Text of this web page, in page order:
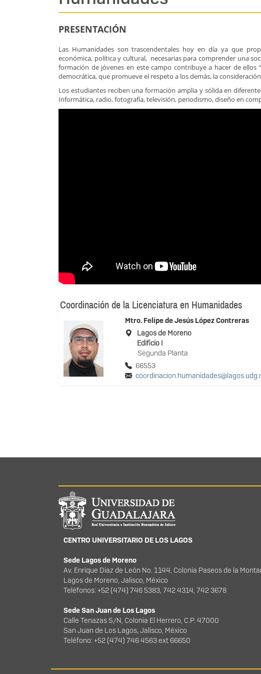
PRESENTACIÓN
Las Humanidades son trascendentales hoy en día ya que
económica, política y cultural, necesarias para comprender una
formación de jóvenes en este campo contribuye a hacer de
democrática, que promueve el respeto a los demás, la
Los estudiantes reciben una formación amplia y sólida en
Informática, radio, fotografía, televisión, periodismo, diseño en
Coordinación de la Licenciatura en Humanidades
Mtro. Felipe de Jesús López Contreras
Lagos de Moreno
Edificio I
Segunda Planta
66553
Información del portal
CENTRO UNIVERSITARIO DE LOS LAGOS
Sede Lagos de Moreno
Av. Enrique Díaz de León No. 1144, Colonia Paseos de la
Lagos de Moreno, Jalisco, México
Teléfonos: +52 (474) 746 5383, 742 4314, 742 3678
Sede San Juan de Los Lagos
Calle Tenazas S/N, Colonia El Herrero, C.P. 47000
San Juan de Los Lagos, Jalisco, México
Teléfono: +52 (474) 746 4563 ext 66650